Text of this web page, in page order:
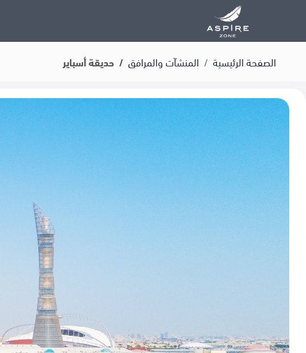
الصفحة الرئيسية المنشآت والمرافق حديقة أسباير